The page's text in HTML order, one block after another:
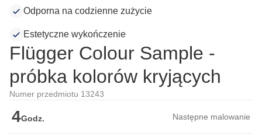
Odporna na codzienne zużycie
Estetyczne wykończenie
Flügger Colour Sample -
próbka kolorów kryjących
Numer przedmiotu 13243
4Godz. Następne malowanie